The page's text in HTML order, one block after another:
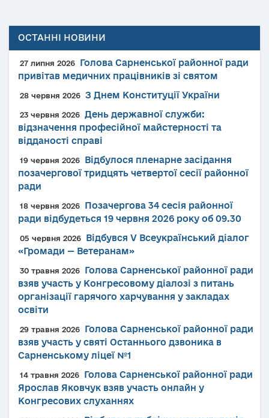
ОСТАННІ НОВИНИ
27 липня 2026
Голова Сарненської районної ради
привітав медичних працівників зі святом
28 червня 2026 З Днем Конституції України
23 червня 2026 День державної служби:
відзначення професійної майстерності та
відданості справі
19 червня 2026
Відбулося пленарне засідання
позачергової тридцять четвертої сесії районної
ради
18 червня 2026
Позачергова 34 сесія районної
ради відбудеться 19 червня 2026 року об 09.30
05 червня 2026
Відбувся V Всеукраїнський діалог
«Громади — Ветеранам»
30 травня 2026
Голова Сарненської районної ради
взяв участь у Конгресовому діалозі з питань
організації гарячого харчування у закладах
освіти
29 травня 2026
Голова Сарненської районної ради
взяв участь у святі Останнього дзвоника в
Сарненському ліцеї №1
14 травня 2026
Голова Сарненської районної ради
Ярослав Яковчук взяв участь онлайн у
Конгресових слуханнях